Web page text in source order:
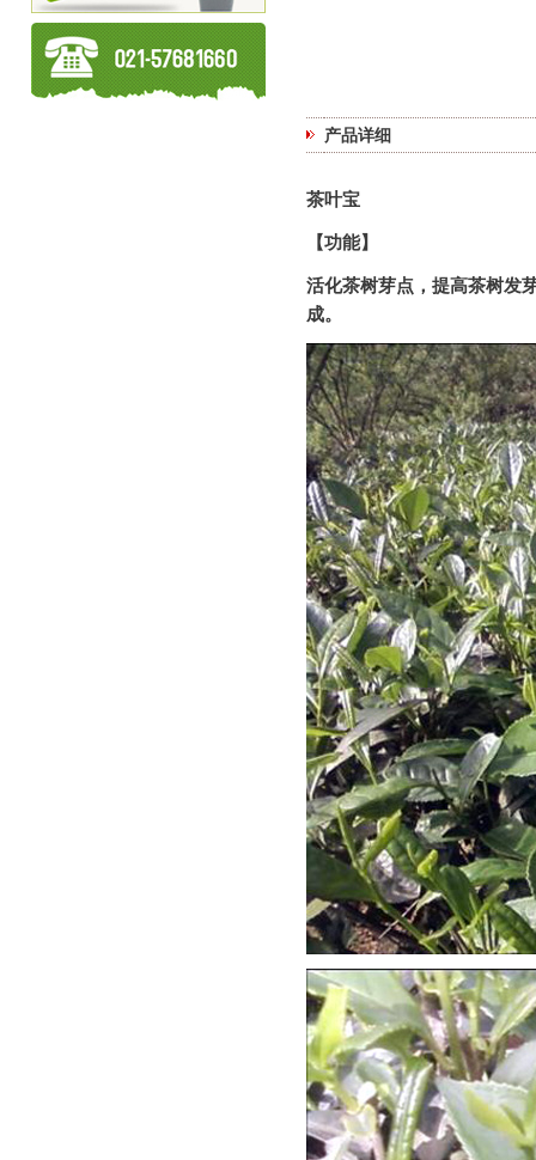
产品详细
茶叶宝
【功能】
活化茶树芽点，提高茶树发
成。